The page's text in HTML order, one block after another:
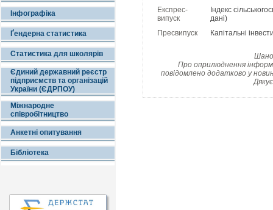
Інфографіка
Ґендерна статистика
Статистика для школярів
Єдиний державний реєстр
підприємств та організацій
України (ЄДРПОУ)
Міжнародне
співробітництво
Анкетні опитування
Бібліотека
Експрес-
випуск
Індекс
дані)
Пресвипуск
Капітальні
Про оприлюднення
повідомлено додатково у